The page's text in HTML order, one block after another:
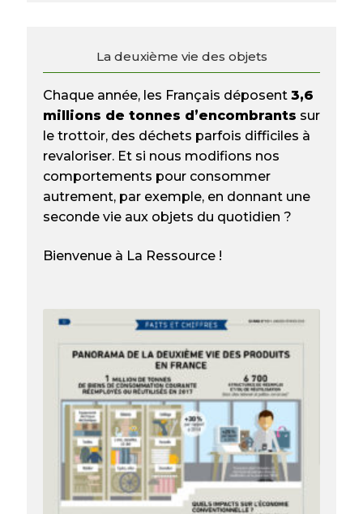
La deuxième vie des objets
Chaque année, les Français déposent 3,6
millions de tonnes d’encombrants sur
le trottoir, des déchets parfois difficiles à
revaloriser. Et si nous modifions nos
comportements pour consommer
autrement, par exemple, en donnant une
seconde vie aux objets du quotidien ?
Bienvenue à La Ressource !